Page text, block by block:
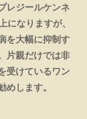
レジールケンネ
なりますが、
を大幅に抑制す
片親だけでは非
受けているワン
します。